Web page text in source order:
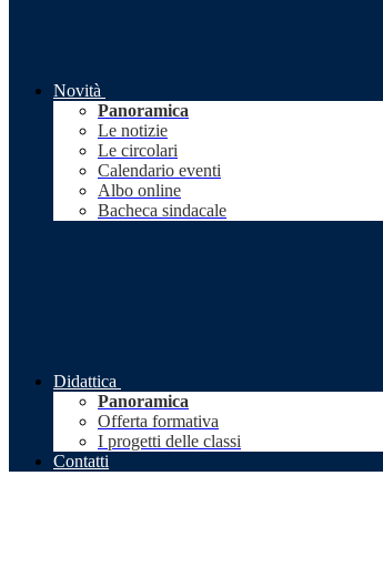
Novità
Panoramica
Le notizie
Le circolari
Calendario eventi
Albo online
Bacheca sindacale
Didattica
Panoramica
Offerta formativa
I progetti delle classi
Contatti